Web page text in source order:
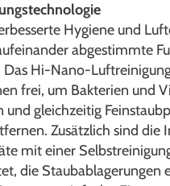
Hygiene und
abgestimmte
Das Hi-Nano-
frei, um Bakterien und
und gleichzeitig
Zusätzlich sind die
mit einer
die